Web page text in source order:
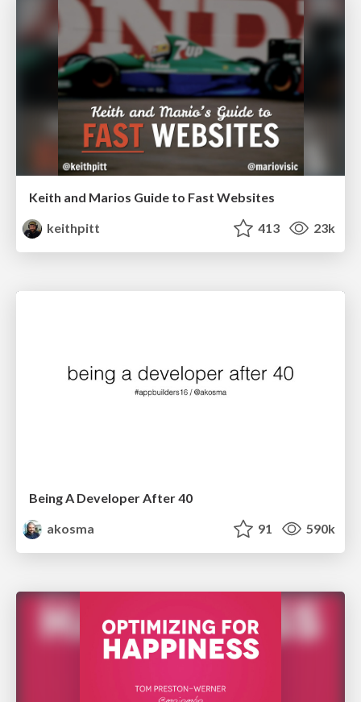
Keith and Marios Guide to Fast Websites
keithpitt
413 23k
Being A Developer After 40
akosma
91 590k